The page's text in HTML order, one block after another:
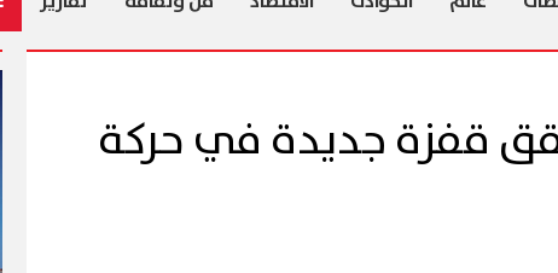
قفزة جديدة في حركة